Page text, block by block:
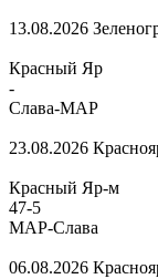
13.08.2026
Красный Яр
-
Слава-МАР
23.08.2026
Красный Яр-м
47-5
МАР-Слава
06.08.2026